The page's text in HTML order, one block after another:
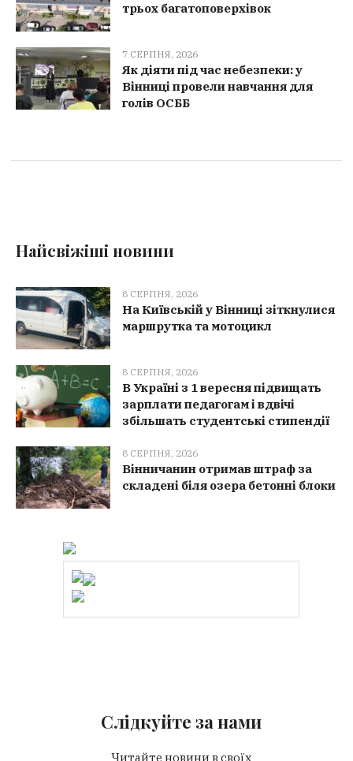
трьох багатоповерхівок
7 СЕРПНЯ, 2026
Як діяти під час небезпеки: у
Вінниці провели навчання для
голів ОСББ
Найсвіжіші новини
8 СЕРПНЯ, 2026
На Київській у Вінниці зіткнулися
маршрутка та мотоцикл
8 СЕРПНЯ, 2026
В Україні з 1 вересня підвищать
зарплати педагогам і вдвічі
збільшать студентські стипендії
8 СЕРПНЯ, 2026
Вінничанин отримав штраф за
складені біля озера бетонні блоки
Слідкуйте за нами
Читайте новини в своїх